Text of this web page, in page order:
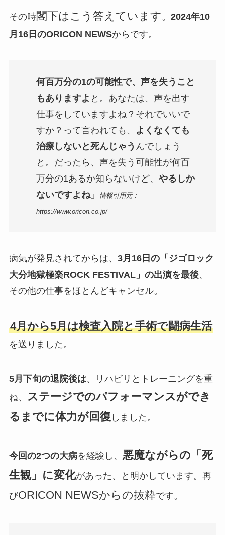
その時閣下はこう答えています。 2024年10
月16日のORICON NEWSからです。
何百万分の1の可能性で、声を失うこと
もありますよ と。あなたは、声を出す
仕事をしていますよね？それでいいで
すか？って言われても、
よくなくても
治療しないと死んじゃう んでしょう
と。だったら、声を失う可能性が何百
万分の1あるか知らないけど、 やるしか
ないですよね」 情報引用元：
https://www.oricon.co.jp/
病気が発見されてからは、 3月16日の「ジゴロック
大分地獄極楽ROCK FESTIVAL」の出演を最後、
その他の仕事をほとんどキャンセル。
4月から5月は検査入院と手術で闘病生活
を送りました。
5月下旬の退院後は、リハビリとトレーニングを重
ね、 ステージでのパフォーマンスができ
るまでに体力が回復 しました。
今回の2つの大病を経験し、 悪魔ながらの「死
生観」に変化があった、と明かしています。再
びORICON NEWSからの抜粋です。